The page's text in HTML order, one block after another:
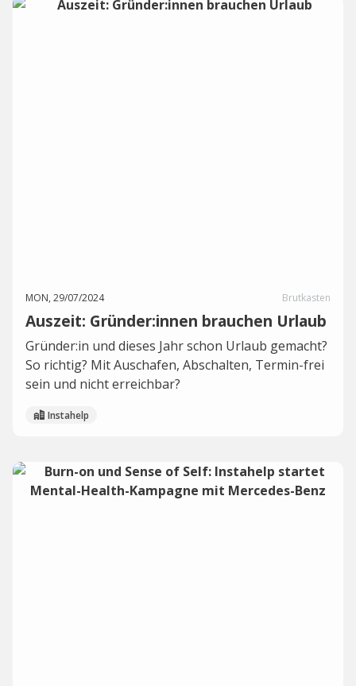
MON, 29/07/2024 Brutkasten
Auszeit: Gründer:innen brauchen Urlaub
Gründer:in und dieses Jahr schon Urlaub gemacht?
So richtig? Mit Auschafen, Abschalten, Termin-frei
sein und nicht erreichbar?
Instahelp